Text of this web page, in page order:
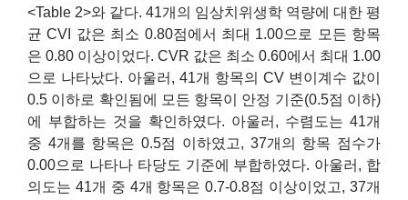
<Table 2>와 같다. 41개의 임상치위생학 역량에 대한 평
균 CVI 값은 최소 0.80점에서 최대 1.00으로 모든 항목
은 0.80 이상이었다. CVR 값은 최소 0.60에서 최대 1.00
으로 나타났다. 아울러, 41개 항목의 CV 변이계수 값이
0.5 이하로 확인됨에 모든 항목이 안정 기준(0.5점 이하)
에 부합하는 것을 확인하였다. 아울러, 수렴도는 41개
중 4개를 항목은 0.5점 이하였고, 37개의 항목 점수가
0.00으로 나타나 타당도 기준에 부합하였다. 아울러, 합
의도는 41개 중 4개 항목은 0.7-0.8점 이상이었고, 37개